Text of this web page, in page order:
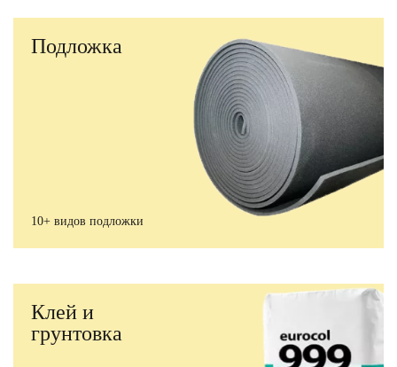
Подложка
10+ видов подложки
Клей и
грунтовка